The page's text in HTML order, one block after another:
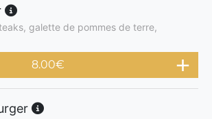
galette de pommes de terre,
8.00€